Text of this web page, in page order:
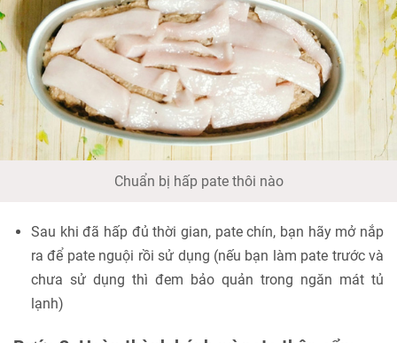
Chuẩn bị hấp pate thôi nào
Sau khi đã hấp đủ thời gian, pate chín, bạn hãy mở nắp
ra để pate nguội rồi sử dụng (nếu bạn làm pate trước và
chưa sử dụng thì đem bảo quản trong ngăn mát tủ
lạnh)